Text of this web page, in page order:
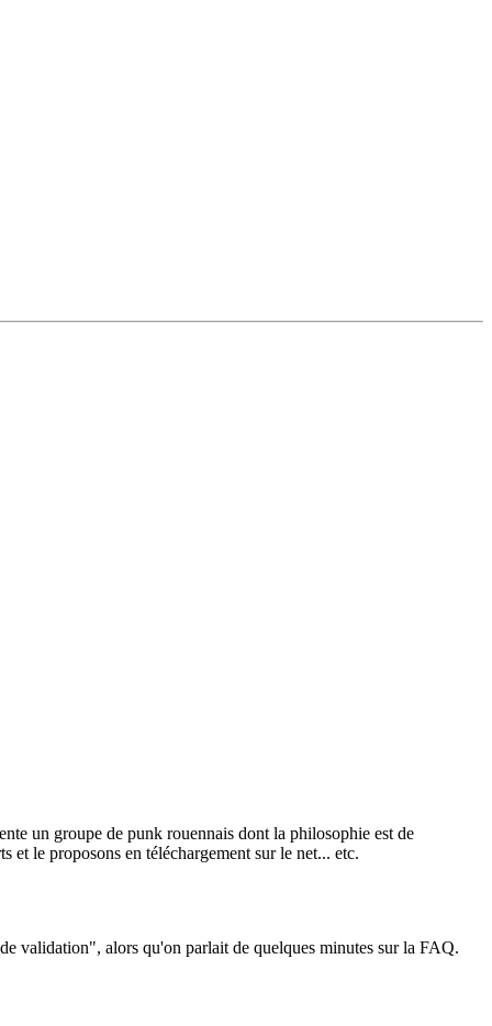
un groupe de punk rouennais dont la philosophie est de
et le proposons en téléchargement sur le net... etc.
validation", alors qu'on parlait de quelques minutes sur la FAQ.